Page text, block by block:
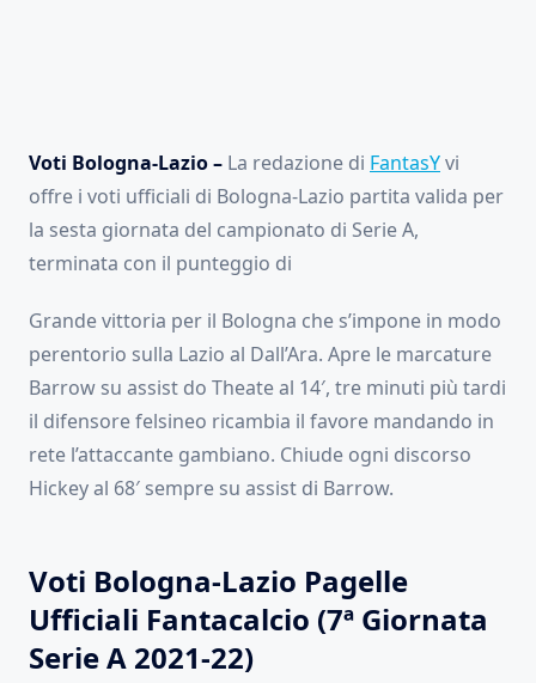
Voti Bologna-Lazio – La redazione di FantasYvi
offre i voti ufficiali di Bologna-Lazio partita valida per
la sesta giornata del campionato di Serie A,
terminata con il punteggio di
Grande vittoria per il Bologna che s’impone in modo
perentorio sulla Lazio al Dall’Ara. Apre le marcature
Barrow su assist do Theate al 14′, tre minuti più tardi
il difensore felsineo ricambia il favore mandando in
rete l’attaccante gambiano. Chiude ogni discorso
Hickey al 68′ sempre su assist di Barrow.
Voti Bologna-Lazio Pagelle
Ufficiali Fantacalcio (7ª Giornata
Serie A 2021-22)